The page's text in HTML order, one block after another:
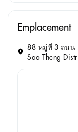
Emplacement
88 หมู่ที่ 3 ถนน
Sao Thong